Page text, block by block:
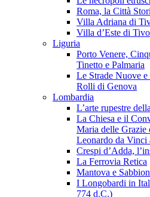
Roma, la Città
Villa Adriana di
Villa d’Este di
Liguria
Porto Venere,
Tinetto e Palmaria
Le Strade Nuove
Rolli di Genova
Lombardia
L’arte rupestre
La Chiesa e il
Maria delle Grazie
Leonardo da Vinci
Crespi d’Adda,
La Ferrovia Retica
Mantova e
I Longobardi in
774 d.C.)